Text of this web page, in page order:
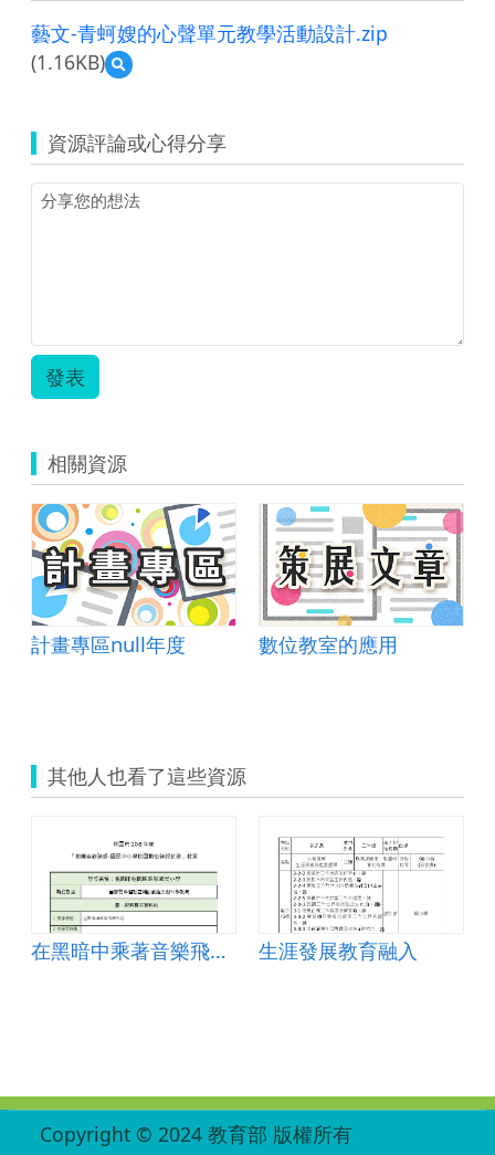
藝文-青蚵嫂的心聲單元教學活動設計.zip
(1.16KB)
預
覽
青
蚵
嫂
的
資源評論或心得分享
發表
相關資源
計畫專區null年度 數位教室的應用
其他人也看了這些資源
在黑暗中乘著音樂飛翔教案 生涯發展教育融入
Copyright © 2024 教育部 版權所有